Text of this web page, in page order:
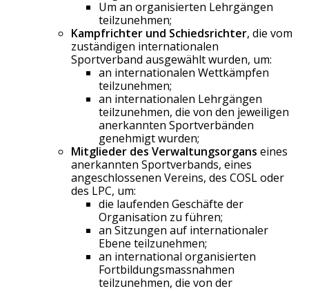
Um an organisierten Lehrgängen
teilzunehmen;
Kampfrichter und Schiedsrichter, die vom
zuständigen internationalen
Sportverband ausgewählt wurden, um:
an internationalen Wettkämpfen
teilzunehmen;
an internationalen Lehrgängen
teilzunehmen, die von den jeweiligen
anerkannten Sportverbänden
genehmigt wurden;
Mitglieder des Verwaltungsorgans eines
anerkannten Sportverbands, eines
angeschlossenen Vereins, des COSL oder
des LPC, um:
die laufenden Geschäfte der
Organisation zu führen;
an Sitzungen auf internationaler
Ebene teilzunehmen;
an international organisierten
Fortbildungsmassnahmen
teilzunehmen, die von der